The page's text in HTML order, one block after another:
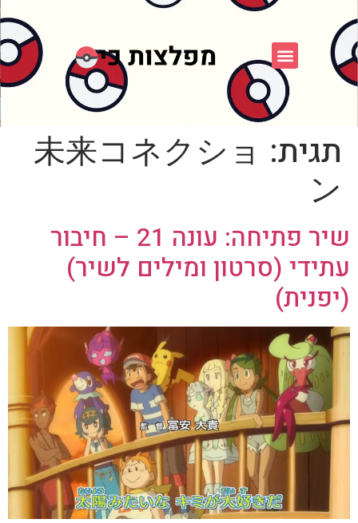
תגית: 未来コネクショ
ン
שיר פתיחה: עונה 21 – חיבור
עתידי (סרטון ומילים לשיר)
(יפנית)